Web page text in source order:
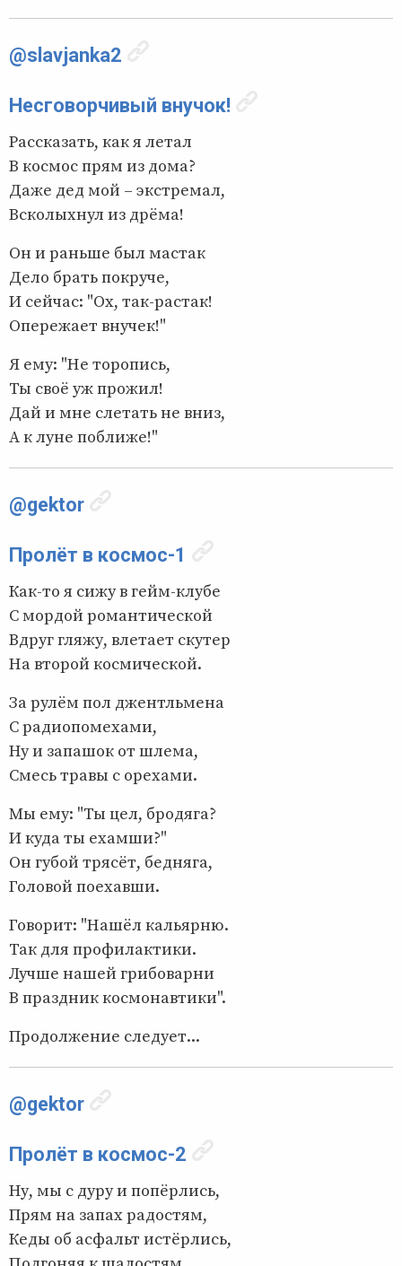
@slavjanka2
Несговорчивый внучок!
Рассказать, как я летал
В космос прям из дома?
Даже дед мой – экстремал,
Всколыхнул из дрёма!
Он и раньше был мастак
Дело брать покруче,
И сейчас: "Ох, так-растак!
Опережает внучек!"
Я ему: "Не торопись,
Ты своё уж прожил!
Дай и мне слетать не вниз,
А к луне поближе!"
@gektor
Пролёт в космос-1
Как-то я сижу в гейм-клубе
С мордой романтической
Вдруг гляжу, влетает скутер
На второй космической.
За рулём пол джентльмена
С радиопомехами,
Ну и запашок от шлема,
Смесь травы с орехами.
Мы ему: "Ты цел, бродяга?
И куда ты ехамши?"
Он губой трясёт, бедняга,
Головой поехавши.
Говорит: "Нашёл кальярню.
Так для профилактики.
Лучше нашей грибоварни
В праздник космонавтики".
Продолжение следует...
@gektor
Пролёт в космос-2
Ну, мы с дуру и попёрлись,
Прям на запах радостям,
Кеды об асфальт истёрлись,